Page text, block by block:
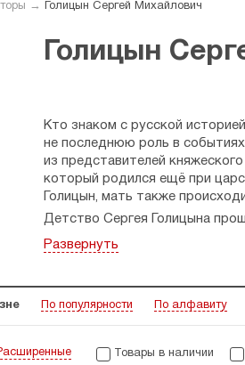
→ Голицын Сергей Михайлович
Голицын
Кто знаком с русской
не последнюю роль в
из представителей
который родился ещё при
Голицын, мать также
Детство Сергея Голицына
вследствие этого у него
от родственников, что в
но обошлось, а ведь многие
Учёба давалась Сергею
писательскую карьеру сразу
Развернуть
По популярности По алфавиту
Товары в наличии